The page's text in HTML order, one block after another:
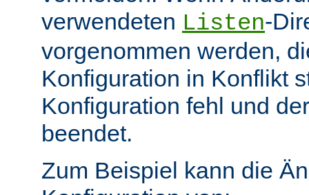
verwendeten Listen-
vorgenommen werden,
Konfiguration in Konflikt
Konfiguration fehl und
beendet.
Zum Beispiel kann die